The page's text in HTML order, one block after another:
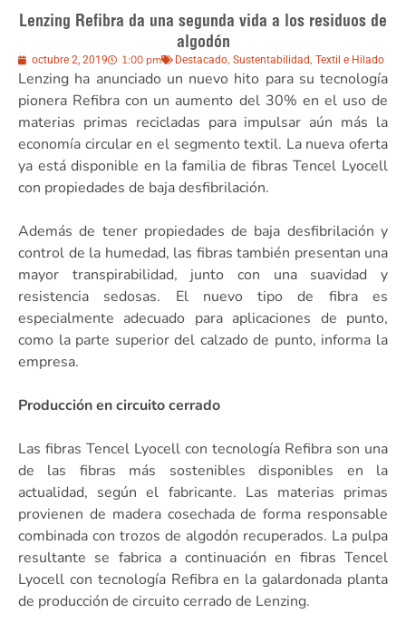
Lenzing Refibra da una segunda vida a los residuos de
algodón
octubre 2, 2019 1:00 pm Destacado, Sustentabilidad, Textil e Hilado
Lenzing ha anunciado un nuevo hito para su tecnología
pionera Refibra con un aumento del 30% en el uso de
materias primas recicladas para impulsar aún más la
economía circular en el segmento textil. La nueva oferta
ya está disponible en la familia de fibras Tencel Lyocell
con propiedades de baja desfibrilación.
Además de tener propiedades de baja desfibrilación y
control de la humedad, las fibras también presentan una
mayor transpirabilidad, junto con una suavidad y
resistencia sedosas. El nuevo tipo de fibra es
especialmente adecuado para aplicaciones de punto,
como la parte superior del calzado de punto, informa la
empresa.
Producción en circuito cerrado
Las fibras Tencel Lyocell con tecnología Refibra son una
de las fibras más sostenibles disponibles en la
actualidad, según el fabricante. Las materias primas
provienen de madera cosechada de forma responsable
combinada con trozos de algodón recuperados. La pulpa
resultante se fabrica a continuación en fibras Tencel
Lyocell con tecnología Refibra en la galardonada planta
de producción de circuito cerrado de Lenzing.